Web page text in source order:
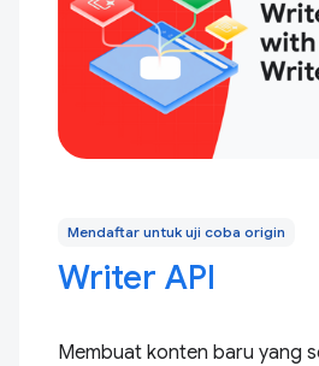
Mendaftar untuk uji coba origin
Writer API
Membuat konten baru yang